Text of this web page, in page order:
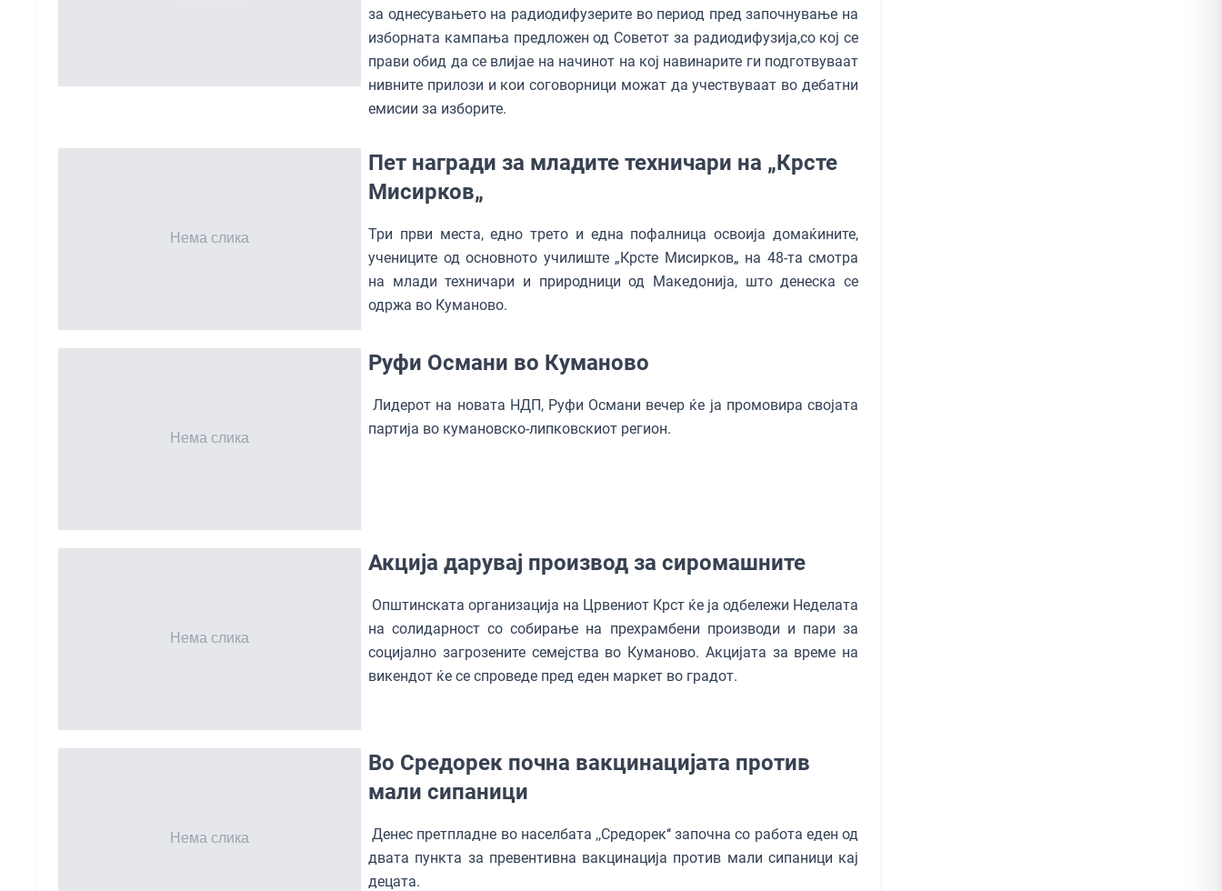
за однесувањето на радиодифузерите во период пред започнување на
изборната кампања предложен од Советот за радиодифузија,со кој се
прави обид да се влијае на начинот на кој навинарите ги подготвуваат
нивните прилози и кои соговорници можат да учествуваат во дебатни
емисии за изборите.
Пет награди за младите техничари на „Крсте
Мисирков„
Три први места, едно трето и една пофалница освоиjа домаќините,
учениците од основното училиште „Крсте Мисирков„ на 48-та смотра
на млади техничари и природници од Македонија, што денеска се
одржа во Куманово.
Руфи Османи во Куманово
Лидерот на новата НДП, Руфи Османи вечер ќе ја промовира својата
партија во кумановско-липковскиот регион.
Акција дарувај производ за сиромашните
Општинската организација на Црвениот Крст ќе ја одбележи Неделата
на солидарност со собирање на прехрамбени производи и пари за
социјално загрозените семејства во Куманово. Акцијата за време на
викендот ќе се спроведе пред еден маркет во градот.
Во Средорек почна вакцинацијата против
мали сипаници
Денес претпладне во населбата ,,Средорек‘‘ започна со работа еден од
двата пункта за превентивна вакцинација против мали сипаници кај
децата.